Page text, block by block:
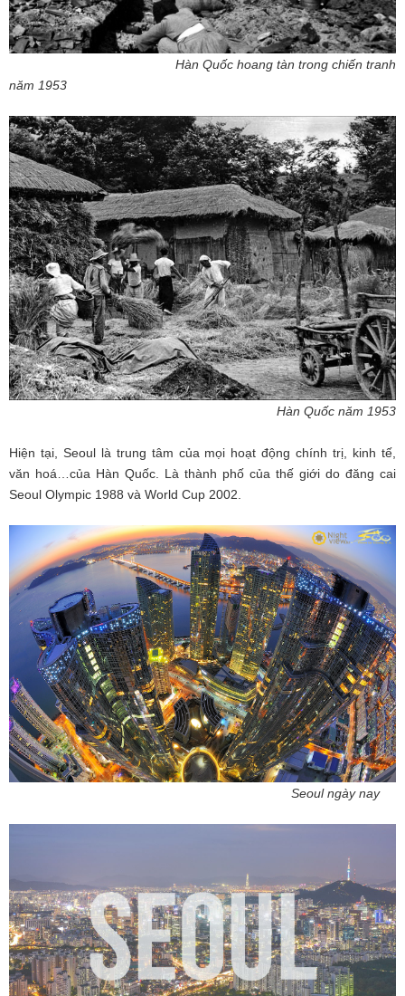
Hàn Quốc hoang tàn trong chiến tranh
năm 1953
Hàn Quốc năm 1953
Hiện tại, Seoul là trung tâm của mọi hoạt động chính trị, kinh tế,
văn hoá…của Hàn Quốc. Là thành phố của thế giới do đăng cai
Seoul Olympic 1988 và World Cup 2002.
Seoul ngày nay